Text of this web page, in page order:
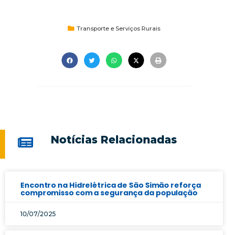
Transporte e Serviços Rurais
Notícias Relacionadas
Encontro na Hidrelétrica de São Simão reforça
compromisso com a segurança da população
10/07/2025